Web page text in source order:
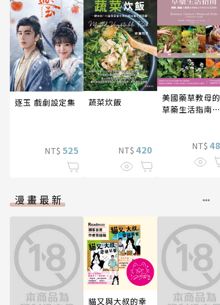
逐玉 戲劇設定集
NT$ 525
蔬菜炊飯
NT$ 420
美國藥草教母的
草藥生活指南
NT$
漫畫最新
貓又與大叔的幸